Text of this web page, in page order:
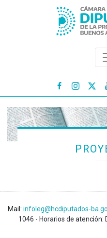

Mail: infoleg@hcdiputados-
1046 - Horarios de atención: